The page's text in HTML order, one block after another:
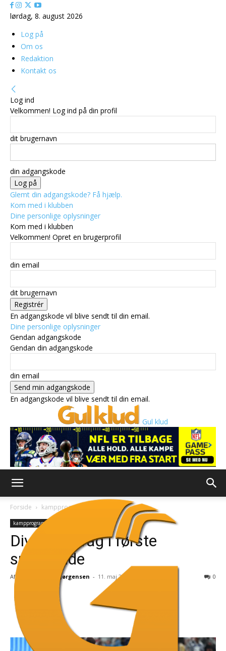
lørdag, 8. august 2026
Log på
Om os
Redaktion
Kontakt os
Log ind
Velkommen! Log ind på din profil
dit brugernavn
din adgangskode
Glemt din adgangskode? Få hjælp.
Kom med i klubben
Dine personlige oplysninger
Kom med i klubben
Velkommen! Opret en brugerprofil
din email
dit brugernavn
En adgangskode vil blive sendt til din email.
Dine personlige oplysninger
Gendan adgangskode
Gendan din adgangskode
din email
En adgangskode vil blive sendt til din email.
Gul klud
Forside kampprogram
kampprogram
Divisionsbrag i første
spillerunde
Af Nicholas Isak Jørgensen - 11. maj 2026 0